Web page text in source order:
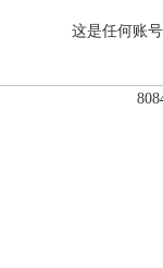
这是任何账